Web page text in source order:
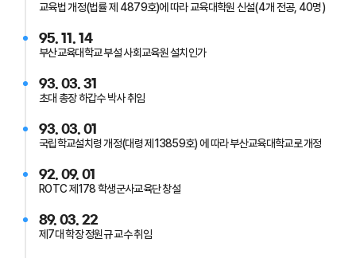
교육법 개정(법률 제 4879호)에 따라 교육대학원 신설(4개 전공, 40명)
95. 11. 14
부산교육대학교 부설 사회교육원 설치인가
93. 03. 31
초대 총장 하갑수 박사 취임
93. 03. 01
국립학교설치령 개정(대령 제13859호) 에 따라 부산교육대학교로 개정
92. 09. 01
ROTC 제178 학생군사교육단 창설
89. 03. 22
제7대 학장 정원규 교수 취임